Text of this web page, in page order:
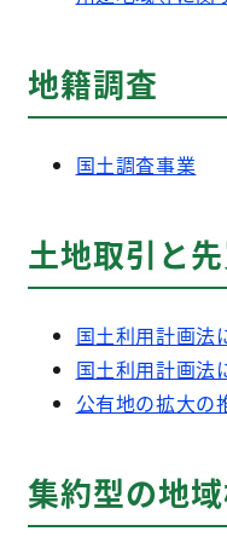
地籍調査
国土調査事業
土地取引と
国土利用計画法
国土利用計画法
公有地の拡大の
集約型の地